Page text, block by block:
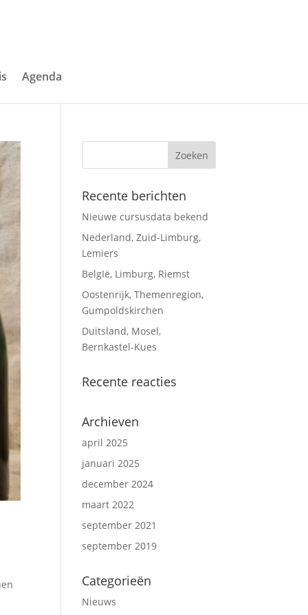
Agenda
Recente berichten
Nieuwe cursusdata bekend
Nederland, Zuid-Limburg,
Lemiers
BelgIë, Limburg, Riemst
Oostenrijk, Themenregion,
Gumpoldskirchen
Duitsland, Mosel,
Bernkastel-Kues
Recente reacties
Archieven
april 2025
januari 2025
december 2024
maart 2022
september 2021
september 2019
Categorieën
Nieuws